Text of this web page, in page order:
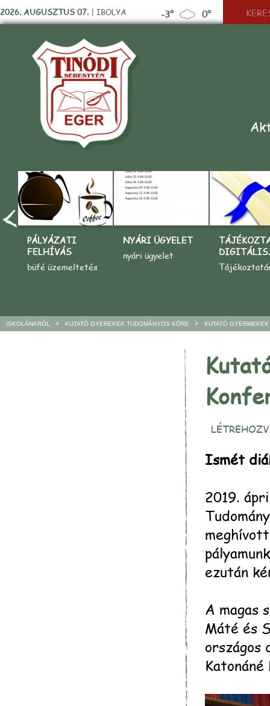
2026. AUGUSZTUS 07. | IBOLYA -3° 0°
PÁLYÁZATI
FELHÍVÁS
büfé üzemeltetés
NYÁRI ÜGYELET
nyári ügyelet
ISKOLÁNKRÓL > KUTATÓ GYEREKEK TUDOMÁNYOS KÖRE > KUTATÓ
Ismét
2019.
ezután
A magas
Máté és
országos